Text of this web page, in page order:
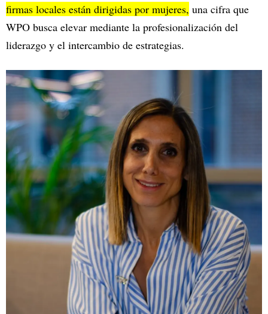
firmas locales están dirigidas por mujeres, una cifra que
WPO busca elevar mediante la profesionalización del
liderazgo y el intercambio de estrategias.